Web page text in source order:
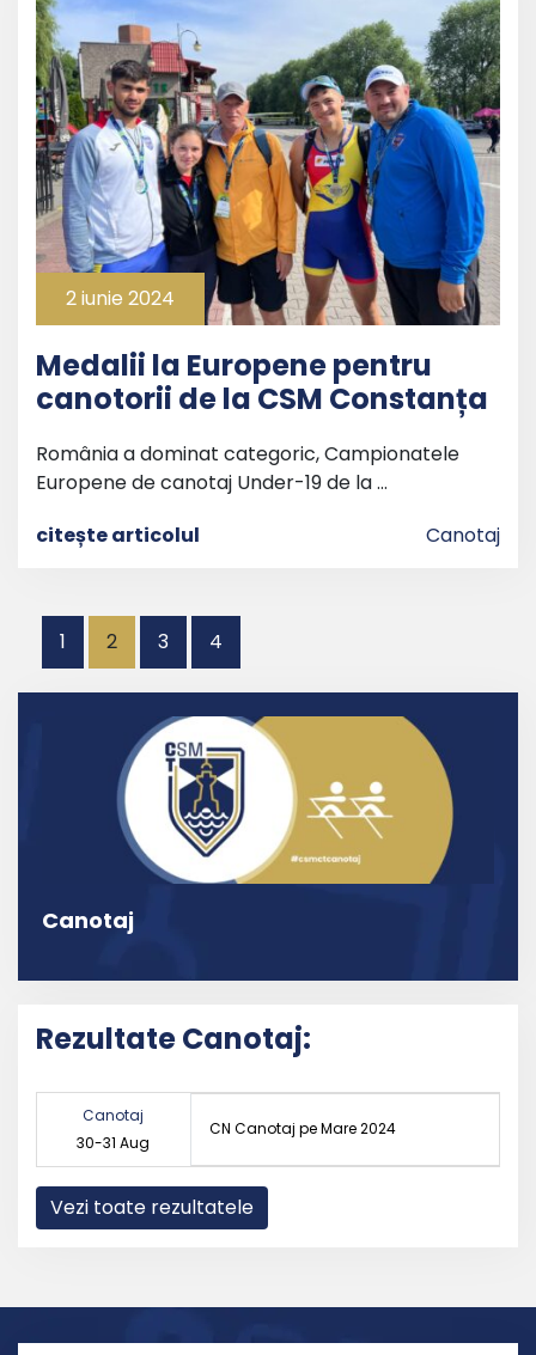
2 iunie 2024
Medalii la Europene pentru
canotorii de la CSM Constanța
România a dominat categoric, Campionatele
Europene de canotaj Under-19 de la …
citește articolul
Canotaj
Paginație
articole
1 2 3 4
Canotaj
Rezultate Canotaj:
Canotaj
30-31 Aug
CN Canotaj pe Mare 2024
Vezi toate rezultatele